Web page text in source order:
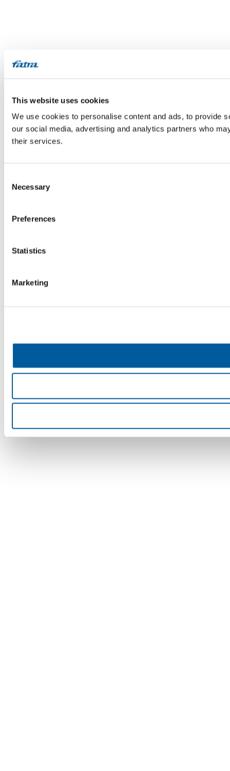
This website uses cookies
We use cookies to personalise content and ads, to provide
our social media, advertising and analytics partners who
their services.
Selection
Necessary
Preferences
Statistics
Marketing